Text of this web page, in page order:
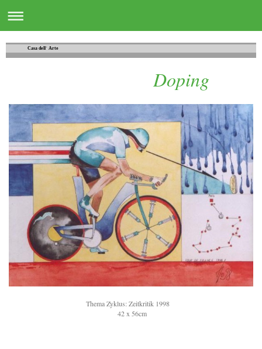
Casa dell´ Arte
Doping
Thema Zyklus: Zeitkritik 1998
42 x 56cm